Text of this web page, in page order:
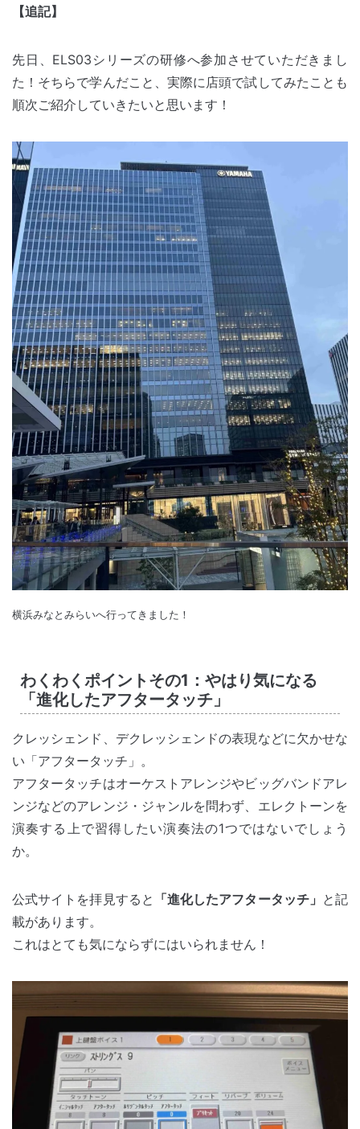
【追記】
先日、ELS03シリーズの研修へ参加させていただきまし
た！そちらで学んだこと、実際に店頭で試してみたことも
順次ご紹介していきたいと思います！
横浜みなとみらいへ行ってきました！
わくわくポイントその1：やはり気になる
「進化したアフタータッチ」
クレッシェンド、デクレッシェンドの表現などに欠かせな
い「アフタータッチ」。
アフタータッチはオーケストアレンジやビッグバンドアレ
ンジなどのアレンジ・ジャンルを問わず、エレクトーンを
演奏する上で習得したい演奏法の1つではないでしょう
か。
公式サイトを拝見すると 「進化したアフタータッチ」 と記
載があります。
これはとても気にならずにはいられません！